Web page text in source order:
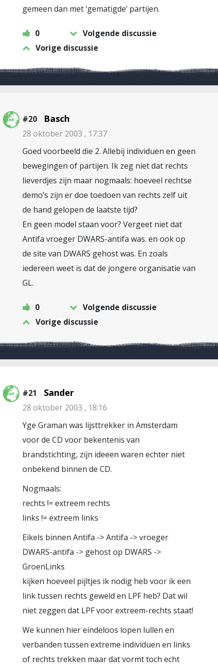
gemeen dan met ‘gematigde’ partijen.
0
Volgende discussie
Vorige discussie
#20 Basch
28 oktober 2003 , 17:37
Goed voorbeeld die 2. Allebij individuen en geen
bewegingen of partijen. Ik zeg niet dat rechts
lieverdjes zijn maar nogmaals: hoeveel rechtse
demo’s zijn er doe toedoen van rechts zelf uit
de hand gelopen de laatste tijd?
En geen model staan voor? Vergeet niet dat
Antifa vroeger DWARS-antifa was. en ook op
de site van DWARS gehost was. En zoals
iedereen weet is dat de jongere organisatie van
GL.
0
Volgende discussie
Vorige discussie
#21 Sander
28 oktober 2003 , 18:16
Yge Graman was lijsttrekker in Amsterdam
voor de CD voor bekentenis van
brandstichting, zijn ideeen waren echter niet
onbekend binnen de CD.
Nogmaals:
rechts != extreem rechts
links != extreem links
Eikels binnen Antifa -> Antifa -> vroeger
DWARS-antifa -> gehost op DWARS ->
GroenLinks
kijken hoeveel pijltjes ik nodig heb voor ik een
link tussen rechts geweld en LPF heb? Dat wil
niet zeggen dat LPF voor extreem-rechts staat!
We kunnen hier eindeloos lopen lullen en
verbanden tussen extreme individuen en links
of rechts trekken maar dat vormt toch echt